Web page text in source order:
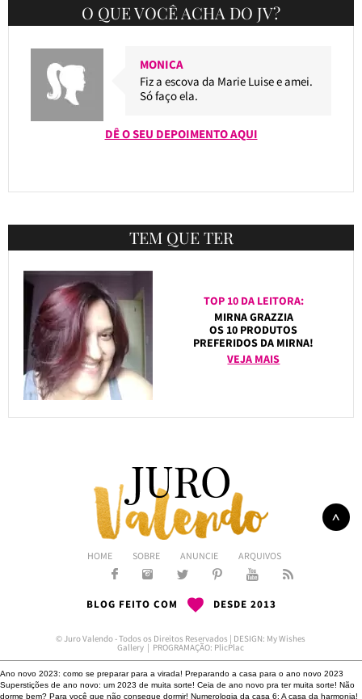
O QUE VOCÊ ACHA DO JV?
MONICA
Fiz a escova da Marie Luise e amei.
Só faço ela.
DÊ O SEU DEPOIMENTO AQUI
TEM QUE TER
TOP 10 DA LEITORA:
MIRNA GRAZZIA
OS 10 PRODUTOS
PREFERIDOS DA MIRNA!
VEJA MAIS
HOME SOBRE ANUNCIE ARQUIVOS
BLOG FEITO COM DESDE 2013
© Juro Valendo - Todos os Direitos Reservados | DESIGN: My Wishes
Gallery | PROGRAMAÇÃO: PlicPlac
Ano novo 2023: como se preparar para a virada! Preparando a casa para o ano novo 2023
Superstições de ano novo: um 2023 de muita sorte! Ceia de ano novo pra ter muita sorte! Não
dorme bem? Para você que não consegue dormir! Numerologia da casa 6: A casa da harmonia!